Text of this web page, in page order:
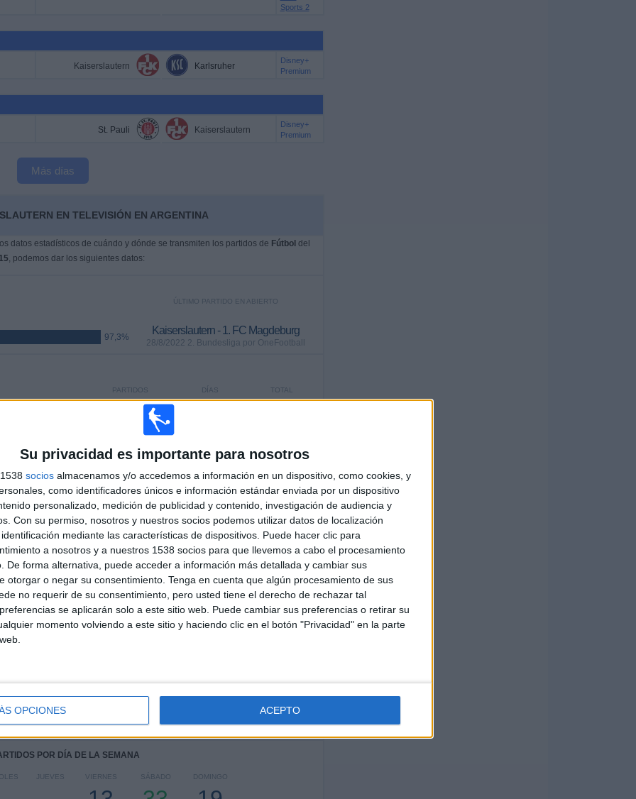
Su privacidad es importante para nosotros
socios almacenamos y/o accedemos a información en un dispositivo, como cookies, y
como identificadores únicos e información estándar enviada por un dispositivo
personalizado, medición de publicidad y contenido, investigación de audiencia y
Con su permiso, nosotros y nuestros socios podemos utilizar datos de localización
mediante las características de dispositivos. Puede hacer clic para
a nosotros y a nuestros 1538 socios para que llevemos a cabo el procesamiento
De forma alternativa, puede acceder a información más detallada y cambiar sus
otorgar o negar su consentimiento. Tenga en cuenta que algún procesamiento de sus
no requerir de su consentimiento, pero usted tiene el derecho de rechazar tal
se aplicarán solo a este sitio web. Puede cambiar sus preferencias o retirar su
momento volviendo a este sitio y haciendo clic en el botón "Privacidad" en la parte
OPCIONES ACEPTO
Sports 2
Kaiserslautern Karlsruher
Disney+
Premium
St. Pauli Kaiserslautern
Disney+
Premium
Más días
EN TELEVISIÓN EN ARGENTINA
datos estadísticos de cuándo y dónde se transmiten los partidos de Fútbol del
, podemos dar los siguientes datos:
97,3%
ÚLTIMO PARTIDO EN ABIERTO
Kaiserslautern - 1. FC Magdeburg
28/8/2022 2. Bundesliga por OneFootball
TOTAL
DÍAS
PARTIDOS
CONSECUTIVOS
TOTAL
30
RIVALES
MÁXIMO
6
VS Hertha
Berlin
TOTAL
3
COMPETICIONES
RANKING POR COMPETICIONES
POR DÍA DE LA SEMANA
JUEVES VIERNES SÁBADO DOMINGO